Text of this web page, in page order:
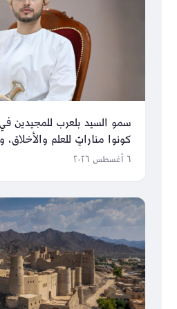
سمو السيد بلعرب للمجيدين في
كونوا مناراتٍ للعلم
مستقبل عُمان
٦ أغسطس ٢٠٢٦